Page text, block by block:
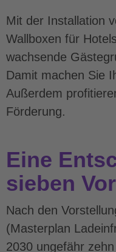
Mit der Installation
Wallboxen für
wachsende
Damit machen Sie
Außerdem
Förderung.
Eine
sieben
Nach den
(Masterplan
2030 ungefähr